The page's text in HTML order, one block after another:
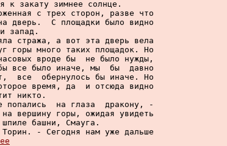
к закату зимнее солнце.
с трех сторон, разве что
дверь.  С площадки было видно
запад.
стража, а вот эта дверь вела
горы много таких площадок. Но
вроде бы  не было нужды,
все было иначе, мы  бы  давно
все  обернулось бы иначе. Но
время, да  и отсюда видно
никто.
попались  на глаза  дракону, -
вершину горы, ожидая увидеть
башни, Смауга.
- Сегодня нам уже дальше